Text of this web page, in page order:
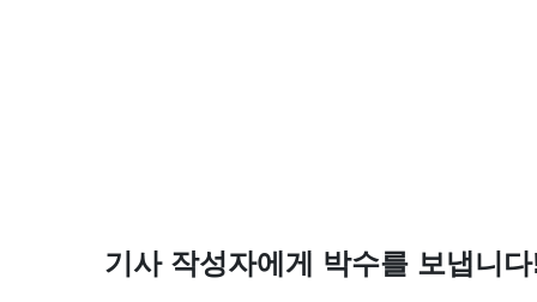
기사 작성자에게 박수를 보냅니